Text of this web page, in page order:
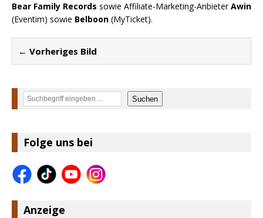
Bear Family Records sowie Affiliate-Marketing-AnbieterAwin
(Eventim) sowie Belboon (MyTicket).
← Vorheriges Bild
Suchen Suchen
Folge uns bei
Anzeige